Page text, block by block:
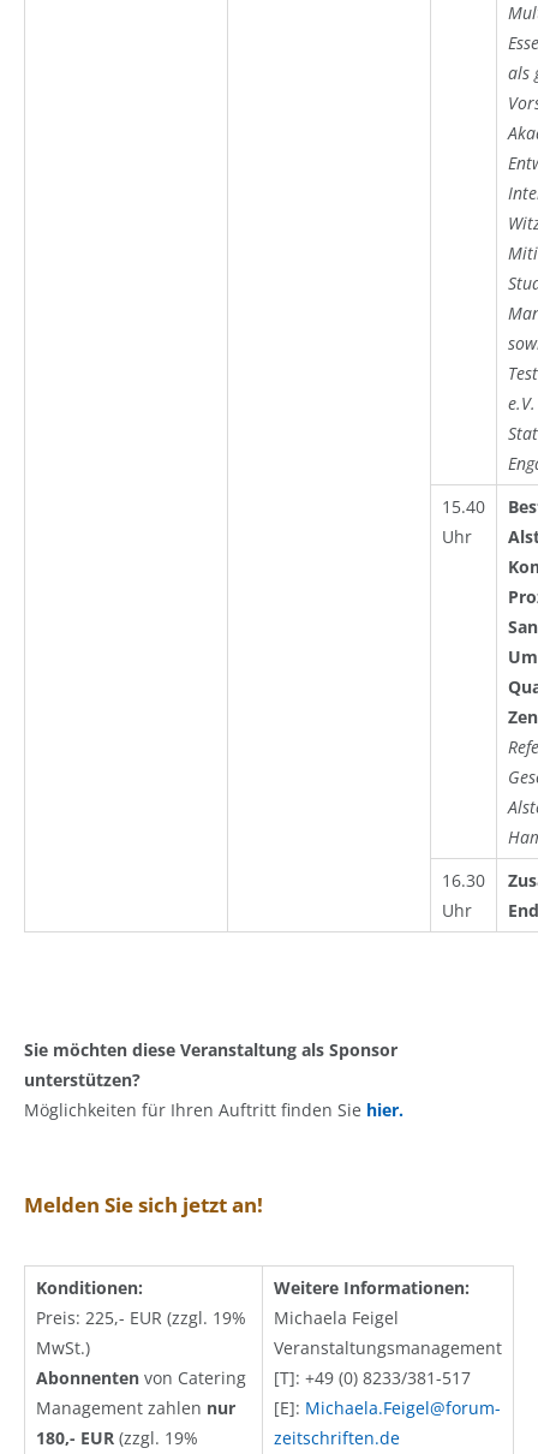
als
15.40
Uhr
16.30
Uhr
Sie möchten diese Veranstaltung als Sponsor
unterstützen?
Möglichkeiten für Ihren Auftritt finden Sie hier.
Melden Sie sich jetzt an!
Konditionen:
Preis: 225,- EUR (zzgl. 19%
MwSt.)
Abonnenten von Catering
Management zahlen nur
180,- EUR (zzgl. 19%
Weitere Informationen:
Michaela Feigel
Veranstaltungsmanagement
[T]: +49 (0) 8233/381-517
[E]: Michaela.Feigel@forum-
zeitschriften.de